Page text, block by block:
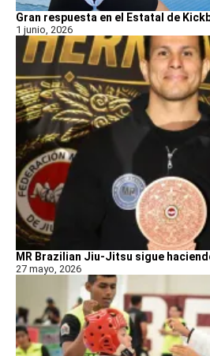
Gran respuesta en el Estatal de
1 junio, 2026
MR Brazilian Jiu-Jitsu sigue
27 mayo, 2026